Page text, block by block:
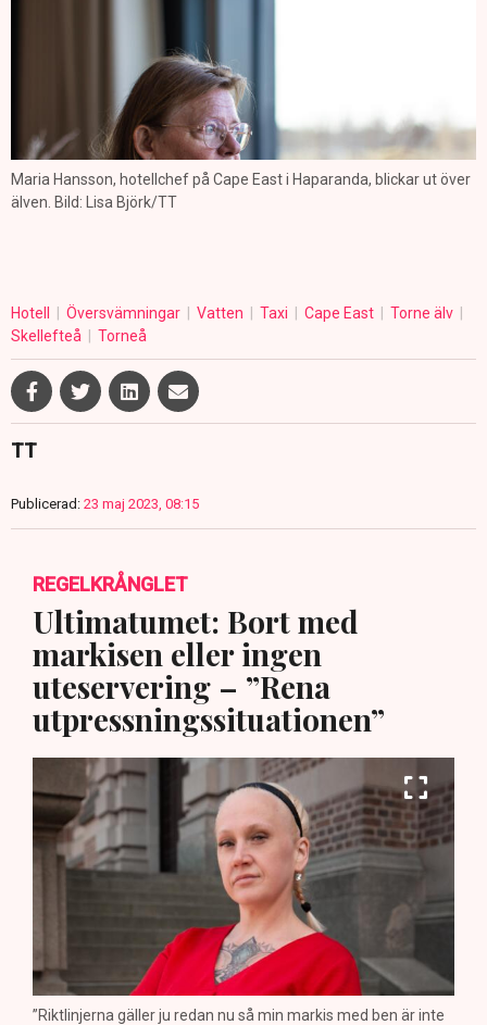
Maria Hansson, hotellchef på Cape East i Haparanda, blickar ut över
älven. Bild: Lisa Björk/TT
Hotell Översvämningar Vatten Taxi Cape East
Torne älv
Skellefteå
Torneå
TT
Publicerad: 23 maj 2023, 08:15
REGELKRÅNGLET
Ultimatumet: Bort med
markisen eller ingen
uteservering – ”Rena
utpressningssituationen”
”Riktlinjerna gäller ju redan nu så min markis med ben är inte